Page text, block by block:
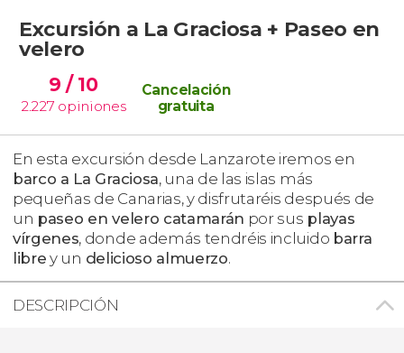
Excursión a La Graciosa + Paseo en
velero
9/ 10
2.227 opiniones
Cancelación
gratuita
En esta excursión desde Lanzarote iremos en
barco a La Graciosa, una de las islas más
pequeñas de Canarias, y disfrutaréis después de
un paseo en velero catamarán por sus playas
vírgenes, donde además tendréis incluido barra
libre y un delicioso almuerzo.
DESCRIPCIÓN